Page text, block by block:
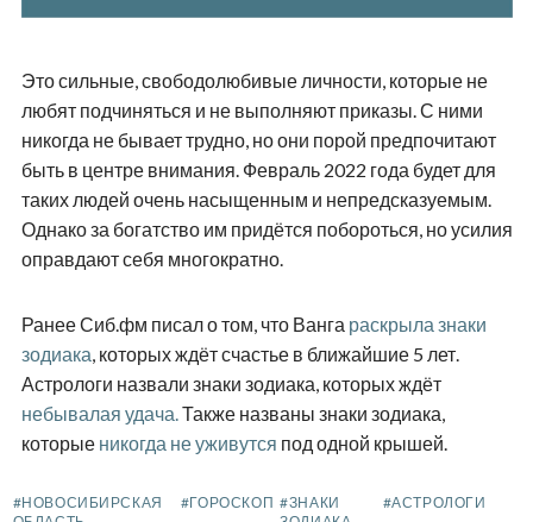
Это сильные, свободолюбивые личности, которые не
любят подчиняться и не выполняют приказы. С ними
никогда не бывает трудно, но они порой предпочитают
быть в центре внимания. Февраль 2022 года будет для
таких людей очень насыщенным и непредсказуемым.
Однако за богатство им придётся побороться, но усилия
оправдают себя многократно.
Ранее Сиб.фм писал о том, что Ванга раскрыла знаки
зодиака , которых ждёт счастье в ближайшие 5 лет.
Астрологи назвали знаки зодиака, которых ждёт
небывалая удача. Также названы знаки зодиака,
которые никогда не уживутся под одной крышей.
#НОВОСИБИРСКАЯ
#ГОРОСКОП #ЗНАКИ
#АСТРОЛОГИ